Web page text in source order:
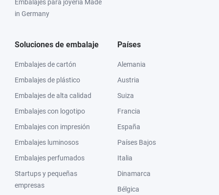
Embalajes para joyería Made
in Germany
Soluciones de embalaje
Embalajes de cartón
Embalajes de plástico
Embalajes de alta calidad
Embalajes con logotipo
Embalajes con impresión
Embalajes luminosos
Embalajes perfumados
Startups y pequeñas
empresas
Países
Alemania
Austria
Suiza
Francia
España
Países Bajos
Italia
Dinamarca
Bélgica